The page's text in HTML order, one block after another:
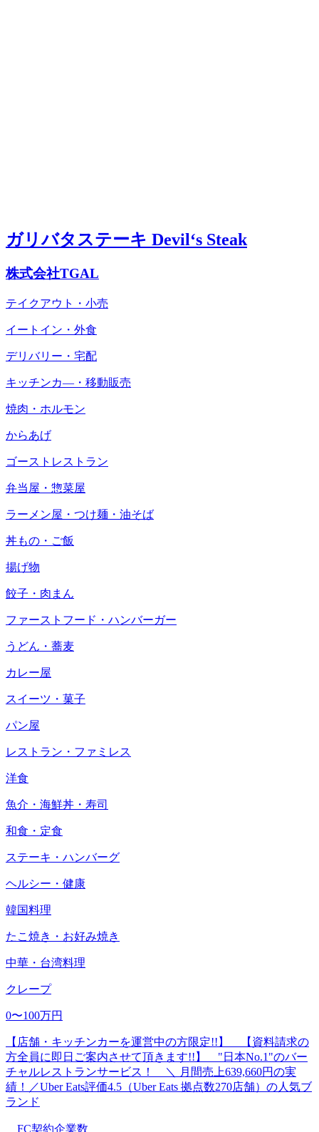
ガリバタステーキ Devil‘s Steak
株式会社TGAL
テイクアウト・小売
イートイン・外食
デリバリー・宅配
キッチンカ―・移動販売
焼肉・ホルモン
からあげ
ゴーストレストラン
弁当屋・惣菜屋
ラーメン屋・つけ麺・油そば
丼もの・ご飯
揚げ物
餃子・肉まん
ファーストフード・ハンバーガー
うどん・蕎麦
カレー屋
スイーツ・菓子
パン屋
レストラン・ファミレス
洋食
魚介・海鮮丼・寿司
和食・定食
ステーキ・ハンバーグ
ヘルシー・健康
韓国料理
たこ焼き・お好み焼き
中華・台湾料理
クレープ
0〜100万円
【店舗・キッチンカーを運営中の方限定!!】 【資料請求の
方全員に即日ご案内させて頂きます!!】 "日本No.1"のバー
チャルレストランサービス！ ＼ 月間売上639,660円の実
績！／Uber Eats評価4.5（Uber Eats 拠点数270店舗）の人気ブ
ランド
FC契約企業数